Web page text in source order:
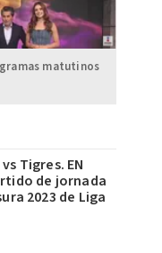
matutinos
Tigres. EN
de jornada
2023 de Liga